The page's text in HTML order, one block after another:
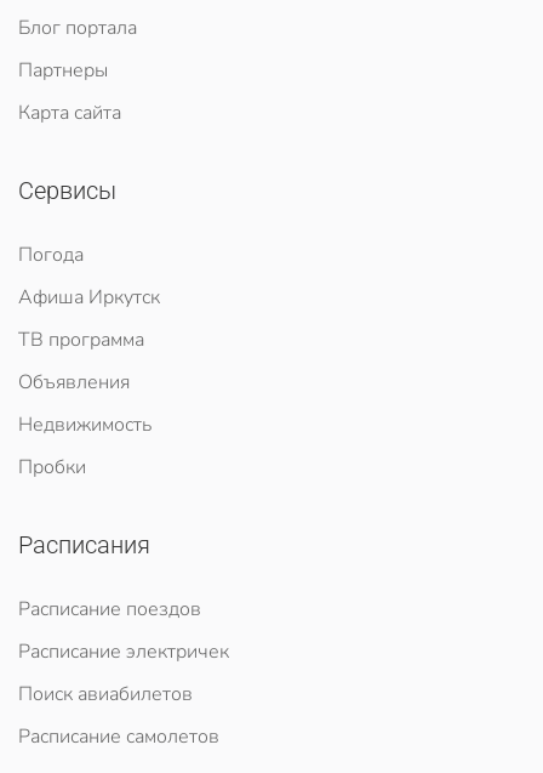
Блог портала
Партнеры
Карта сайта
Сервисы
Погода
Афиша Иркутск
ТВ программа
Объявления
Недвижимость
Пробки
Расписания
Расписание поездов
Расписание электричек
Поиск авиабилетов
Расписание самолетов